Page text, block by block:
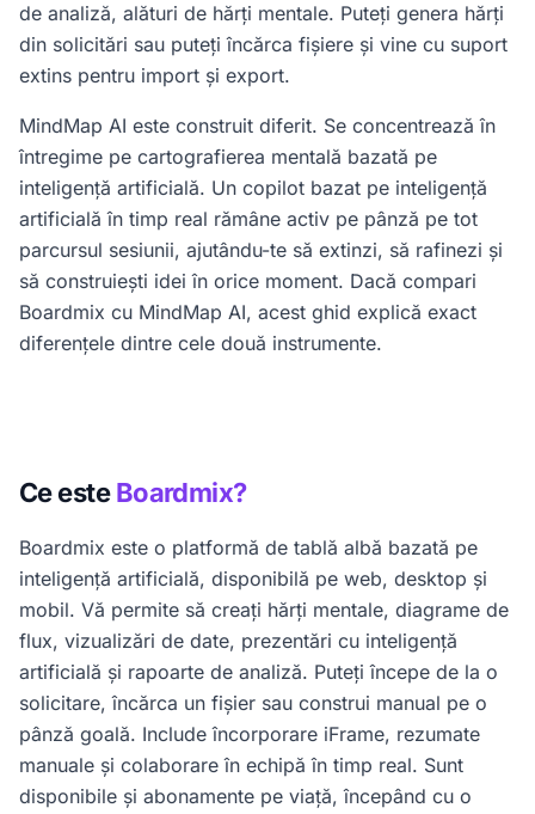
de analiză, alături de hărți mentale. Puteți genera hărți
din solicitări sau puteți încărca fișiere și vine cu suport
extins pentru import și export.
MindMap AI este construit diferit. Se concentrează în
întregime pe cartografierea mentală bazată pe
inteligență artificială. Un copilot bazat pe inteligență
artificială în timp real rămâne activ pe pânză pe tot
parcursul sesiunii, ajutându-te să extinzi, să rafinezi și
să construiești idei în orice moment. Dacă compari
Boardmix cu MindMap AI, acest ghid explică exact
diferențele dintre cele două instrumente.
Ce esteBoardmix?
Boardmix este o platformă de tablă albă bazată pe
inteligență artificială, disponibilă pe web, desktop și
mobil. Vă permite să creați hărți mentale, diagrame de
flux, vizualizări de date, prezentări cu inteligență
artificială și rapoarte de analiză. Puteți începe de la o
solicitare, încărca un fișier sau construi manual pe o
pânză goală. Include încorporare iFrame, rezumate
manuale și colaborare în echipă în timp real. Sunt
disponibile și abonamente pe viață, începând cu o